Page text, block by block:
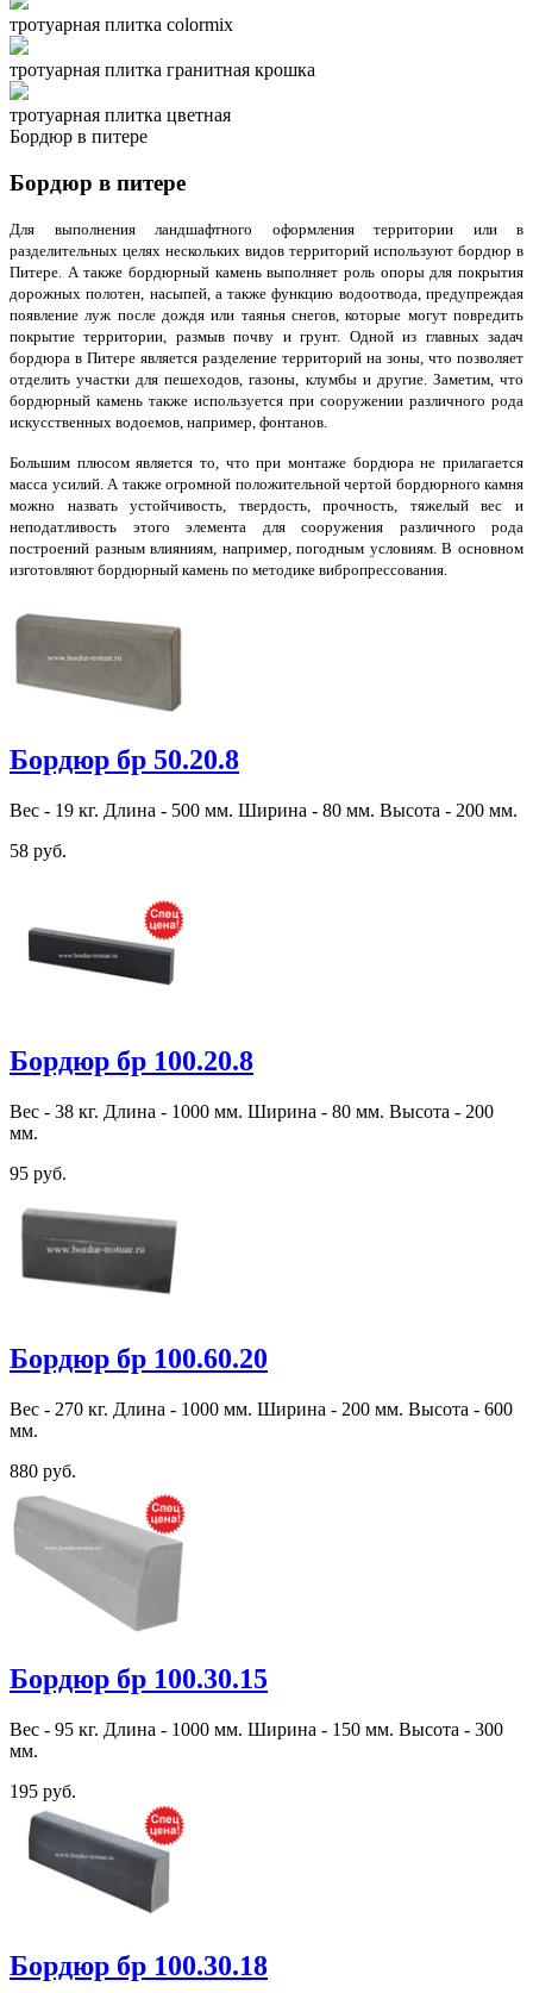
тротуарная плитка colormix
тротуарная плитка гранитная крошка
тротуарная плитка цветная
Бордюр в питере
Бордюр в питере
Для выполнения ландшафтного оформления территории или в
разделительных целях нескольких видов территорий используют бордюр в
Питере. А также бордюрный камень выполняет роль опоры для покрытия
дорожных полотен, насыпей, а также функцию водоотвода, предупреждая
появление луж после дождя или таянья снегов, которые могут повредить
покрытие территории, размыв почву и грунт. Одной из главных задач
бордюра в Питере является разделение территорий на зоны, что позволяет
отделить участки для пешеходов, газоны, клумбы и другие. Заметим, что
бордюрный камень также используется при сооружении различного рода
искусственных водоемов, например, фонтанов.
Большим плюсом является то, что при монтаже бордюра не прилагается
масса усилий. А также огромной положительной чертой бордюрного камня
можно назвать устойчивость, твердость, прочность, тяжелый вес и
неподатливость этого элемента для сооружения различного рода
построений разным влияниям, например, погодным условиям. В основном
изготовляют бордюрный камень по методике вибропрессования.
Бордюр бр 50.20.8
Вес - 19 кг. Длина - 500 мм. Ширина - 80 мм. Высота - 200 мм.
58 руб.
Бордюр бр 100.20.8
Вес - 38 кг. Длина - 1000 мм. Ширина - 80 мм. Высота - 200
мм.
95 руб.
Бордюр бр 100.60.20
Вес - 270 кг. Длина - 1000 мм. Ширина - 200 мм. Высота - 600
мм.
880 руб.
Бордюр бр 100.30.15
Вес - 95 кг. Длина - 1000 мм. Ширина - 150 мм. Высота - 300
мм.
195 руб.
Бордюр бр 100.30.18